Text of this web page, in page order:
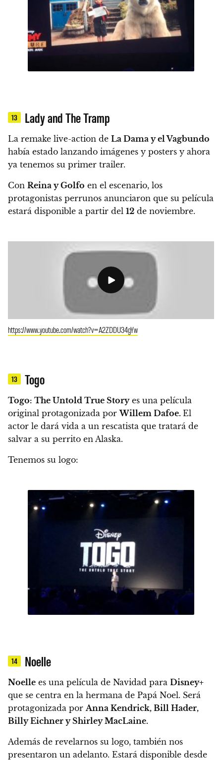
13 Lady and The Tramp
La remake live-action de La Dama y el Vagbundo
había estado lanzando imágenes y posters y ahora
ya tenemos su primer trailer.
Con Reina y Golfo en el escenario, los
protagonistas perrunos anunciaron que su película
estará disponible a partir del 12 de noviembre.
https://www.youtube.com/watch?v=A2ZDDU34gYw
13 Togo
Togo: The Untold True Storyes una película
original protagonizada porWillem Dafoe. El
actor le dará vida a un rescatista que tratará de
salvar a su perrito en Alaska.
Tenemos su logo:
14 Noelle
Noelle es una película de Navidad para Disney+
que se centra en la hermana de Papá Noel. Será
protagonizada por Anna Kendrick, Bill Hader,
Billy Eichner y Shirley MacLaine.
Además de revelarnos su logo, también nos
presentaron un adelanto. Estará disponible desde